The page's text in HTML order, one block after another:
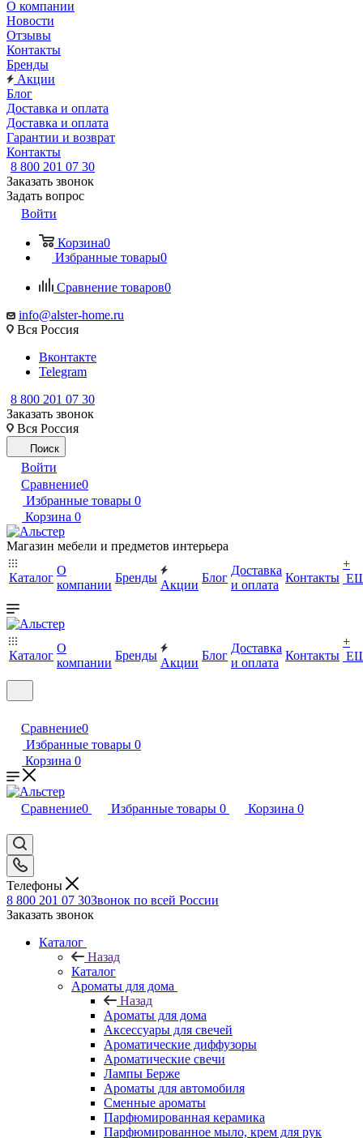
О компании
Новости
Отзывы
Контакты
Бренды
Акции
Блог
Доставка и оплата
Доставка и оплата
Гарантии и возврат
Контакты
8 800 201 07 30
Заказать звонок
Задать вопрос
Войти
Корзина0
Избранные товары0
Сравнение товаров0
info@alster-home.ru
Вся Россия
Вконтакте
Telegram
8 800 201 07 30
Заказать звонок
Вся Россия
Поиск
Войти
Сравнение0
Избранные товары 0
Корзина 0
Магазин мебели и предметов интерьера
Каталог
О
компании
Бренды
Акции
Блог
Доставка
и оплата
Контакты
+
Каталог
О
компании
Бренды
Акции
Блог
Доставка
и оплата
Контакты
+
Сравнение0
Избранные товары 0
Корзина 0
Сравнение0 Избранные товары 0 Корзина 0
Телефоны
8 800 201 07 30Звонок по всей России
Заказать звонок
Каталог
Назад
Каталог
Ароматы для дома
Назад
Ароматы для дома
Аксессуары для свечей
Ароматические диффузоры
Ароматические свечи
Лампы Берже
Ароматы для автомобиля
Сменные ароматы
Парфюмированная керамика
Парфюмированное мыло, крем для рук